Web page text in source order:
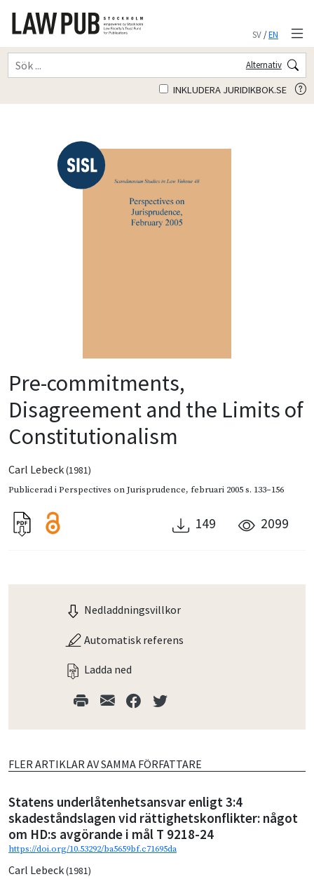
SV/EN
Alternativ
INKLUDERA JURIDIKBOK.SE
Pre-commitments,
Disagreement and the Limits of
Constitutionalism
Carl Lebeck(1981)
Publicerad iPerspectives on Jurisprudence, februari 2005s. 133–156
149 2099
Nedladdningsvillkor
Automatisk referens
Ladda ned
FLER ARTIKLAR AV SAMMA FÖRFATTARE
Statens underlåtenhetsansvar enligt 3:4
skadeståndslagen vid rättighetskonflikter: något
om HD:s avgörande i mål T 9218-24
https://doi.org/10.53292/ba5659bf.c71695da
Carl Lebeck(1981)